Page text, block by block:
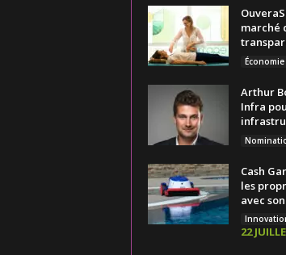
marché
Économie
Arthur
Infra
Cash
les
avec
22